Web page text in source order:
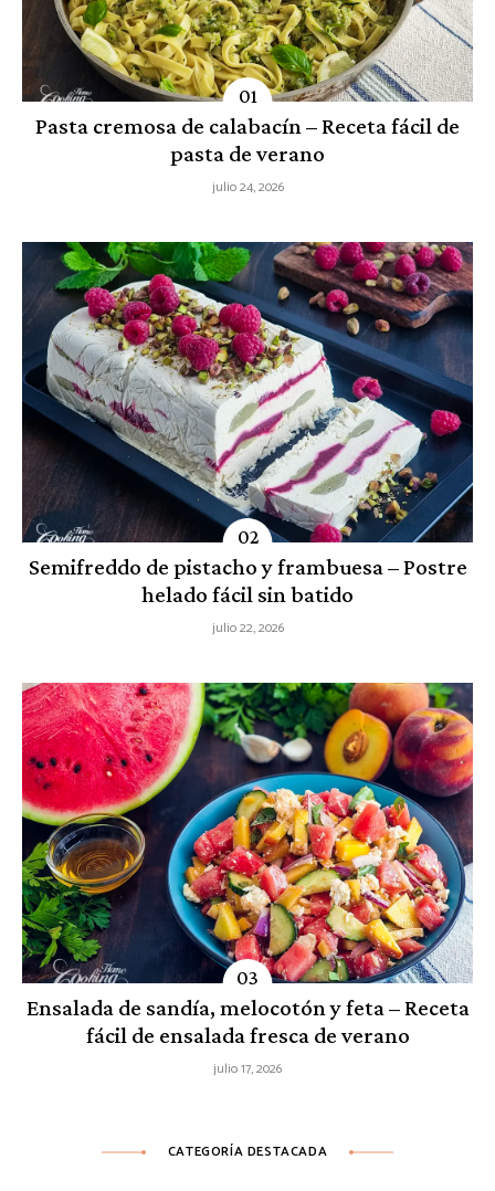
Pasta cremosa de calabacín – Receta fácil de
pasta de verano
julio 24, 2026
Semifreddo de pistacho y frambuesa – Postre
helado fácil sin batido
julio 22, 2026
Ensalada de sandía, melocotón y feta – Receta
fácil de ensalada fresca de verano
julio 17, 2026
CATEGORÍA DESTACADA